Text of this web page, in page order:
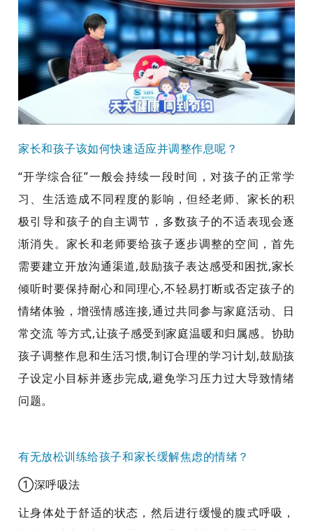
家长和孩子该如何快速适应并调整作息呢？
“开学综合征”一般会持续一段时间，对孩子的正常学
习、生活造成不同程度的影响，但经老师、家长的积
极引导和孩子的自主调节，多数孩子的不适表现会逐
渐消失。家长和老师要给孩子逐步调整的空间，首先
需要建立开放沟通渠道,鼓励孩子表达感受和困扰,家长
倾听时要保持耐心和同理心,不轻易打断或否定孩子的
情绪体验，增强情感连接,通过共同参与家庭活动、日
常交流 等方式,让孩子感受到家庭温暖和归属感。协助
孩子调整作息和生活习惯,制订合理的学习计划,鼓励孩
子设定小目标并逐步完成,避免学习压力过大导致情绪
问题。
有无放松训练给孩子和家长缓解焦虑的情绪？
①深呼吸法
让身体处于舒适的状态，然后进行缓慢的腹式呼吸，